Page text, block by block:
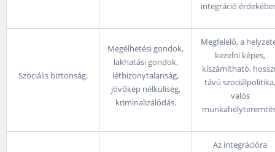
integráció
Szociális biztonság.
Megélhetési gondok,
lakhatási gondok,
létbizonytalanság,
jövőkép nélküliség,
kriminalizálódás.
Megfelelő, a
kezelni képes,
kiszámítható,
távú szociálpolitika,
valós
Az integrációra